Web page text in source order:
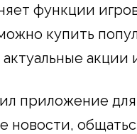
функции
купить
акции
приложение
новости,